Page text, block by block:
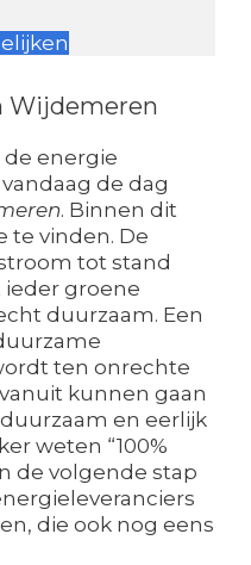
Wijdemeren
de energie
de dag
. Binnen dit
te vinden. De
tot stand
ieder groene
duurzaam. Een
ten onrechte
kunnen gaan
en eerlijk
weten “100%
de volgende stap
die ook nog eens